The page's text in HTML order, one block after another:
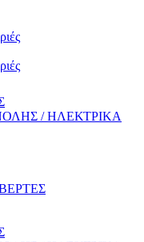
/ ΗΛΕΚΤΡΙΚΑ